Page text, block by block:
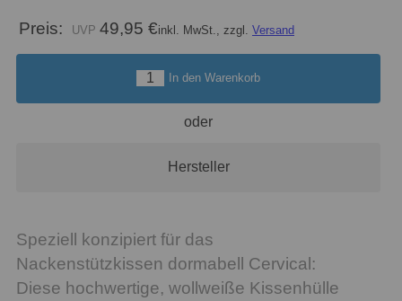
Preis: 49,95 €inkl. MwSt., zzgl. Versand
In den Warenkorb
oder
Hersteller
Speziell konzipiert für das
Nackenstützkissen dormabell Cervical:
Diese hochwertige, wollweiße Kissenhülle